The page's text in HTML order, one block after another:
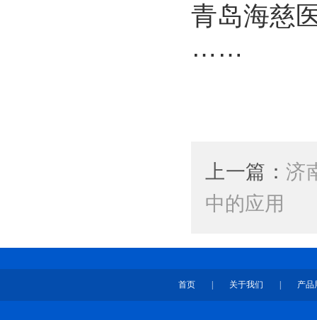
青岛海慈
……
上一篇：济
中的应用
首页 关于我们 产品